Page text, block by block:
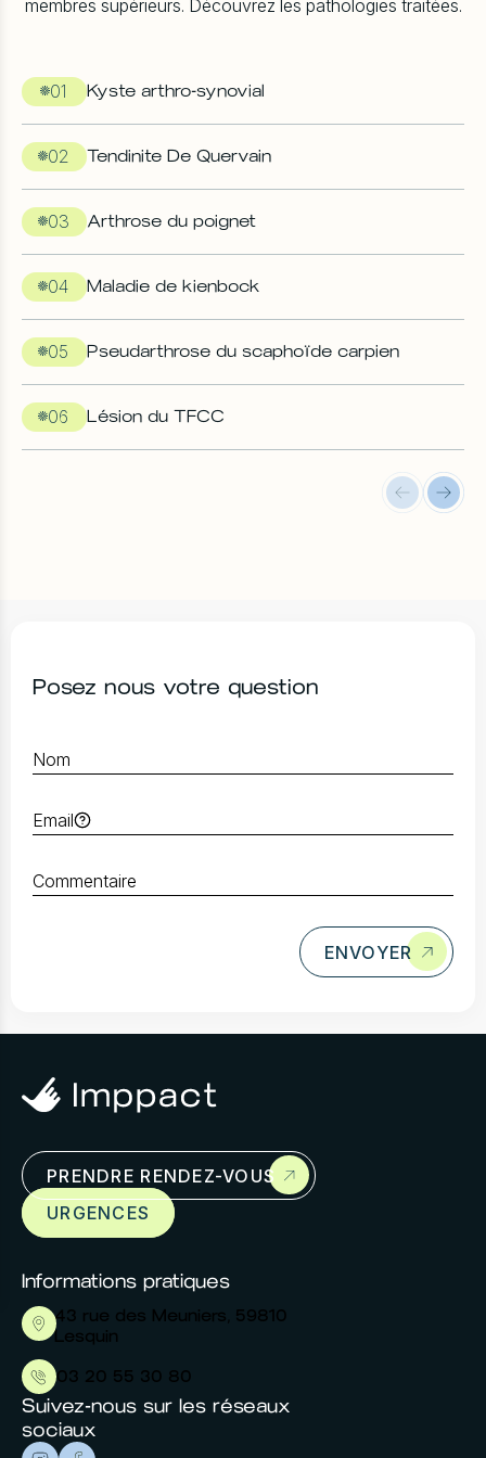
membres supérieurs. Découvrez les pathologies traitées.
01 Kyste arthro-synovial
02 Tendinite De Quervain
03 Arthrose du poignet
04 Maladie de kienbock
05 Pseudarthrose du scaphoïde carpien
06 Lésion du TFCC
Posez nous votre question
ENVOYER
Prendre rendez-
Cras mollis diam et id. Tincidunt imperdiet
mauris volutpat aliquet turpis sed.
PRENDRE RENDEZ-VOUS
URGENCES
Informations pratiques
43 rue des Meuniers, 59810
Lesquin
03 20 55 30 80
Suivez-nous sur les réseaux
sociaux